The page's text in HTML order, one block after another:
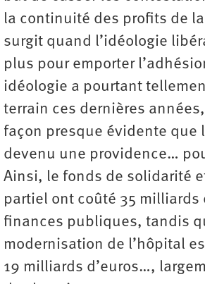
la continuité des profits de
surgit quand l’idéologie
plus pour emporter
idéologie a pourtant
terrain ces dernières
façon presque évidente que
devenu une providence…
Ainsi, le fonds de solidarité
partiel ont coûté 35 milliards
finances publiques, tandis
modernisation de l’hôpital
19 milliards d’euros…,